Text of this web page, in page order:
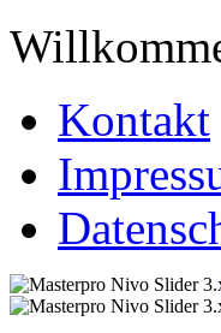
Kontakt